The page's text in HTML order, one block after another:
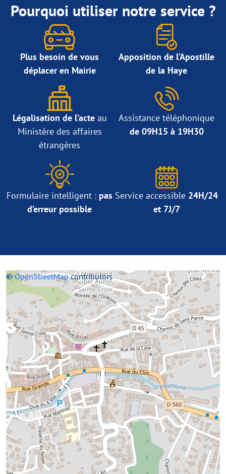
Pourquoi utiliser notre service ?
Plus besoin de vous
déplacer en Mairie
Apposition de l’Apostille
de la Haye
Légalisation de l’acteau
Ministère des affaires
étrangères
Assistance téléphonique
de 09H15 à 19H30
Formulaire intelligent : pas
d’erreur possible
Service accessible 24H/24
et 7J/7
+−
©OpenStreetMapcontributors